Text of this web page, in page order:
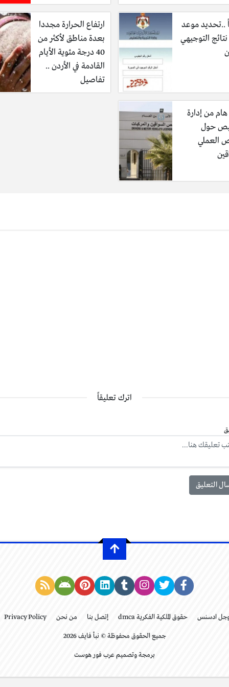
محافظات جنوب المملكة في الايام المقبلة.
..تحديد موعد
التوجيهي
ارتفاع الحرارة مجددا
بعدة مناطق لأكثر من
40 درجة مئوية الأيام
القادمة في الأردن ..
تفاصيل
هام من إدارة
حول
العملي
اترك تعليقاً
ادسنس حقوق الملكية الفكرية dmca إتصل بنا من نحن Privacy Policy
جميع الحقوق محفوظة © نبأ فايف 2026
برمجة وتصميم عرب فور هوست